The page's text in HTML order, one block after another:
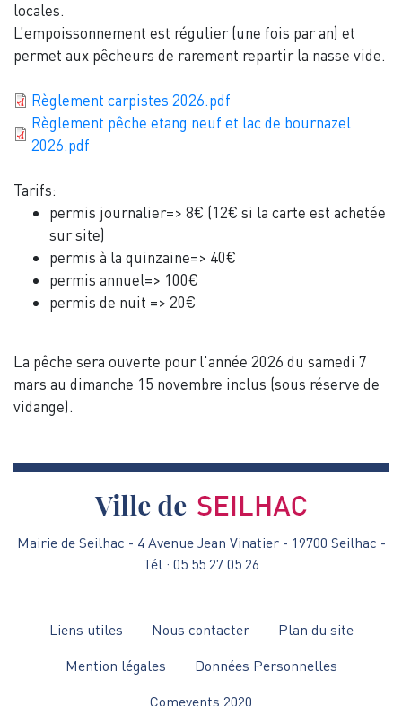
locales.
L’empoissonnement est régulier (une fois par an) et
permet aux pêcheurs de rarement repartir la nasse vide.
Document
Règlement carpistes 2026.pdf
Document
Règlement pêche etang neuf et lac de bournazel
2026.pdf
Tarifs:
permis journalier=> 8€ (12€ si la carte est achetée
sur site)
permis à la quinzaine=> 40€
permis annuel=> 100€
permis de nuit => 20€
La pêche sera ouverte pour l'année 2026 du samedi 7
mars au dimanche 15 novembre inclus (sous réserve de
vidange).
Mairie de Seilhac - 4 Avenue Jean Vinatier - 19700 Seilhac -
Tél : 05 55 27 05 26
Menu
Liens utiles Nous contacter
Plan du site
Mention légales
Données Personnelles
Comevents 2020